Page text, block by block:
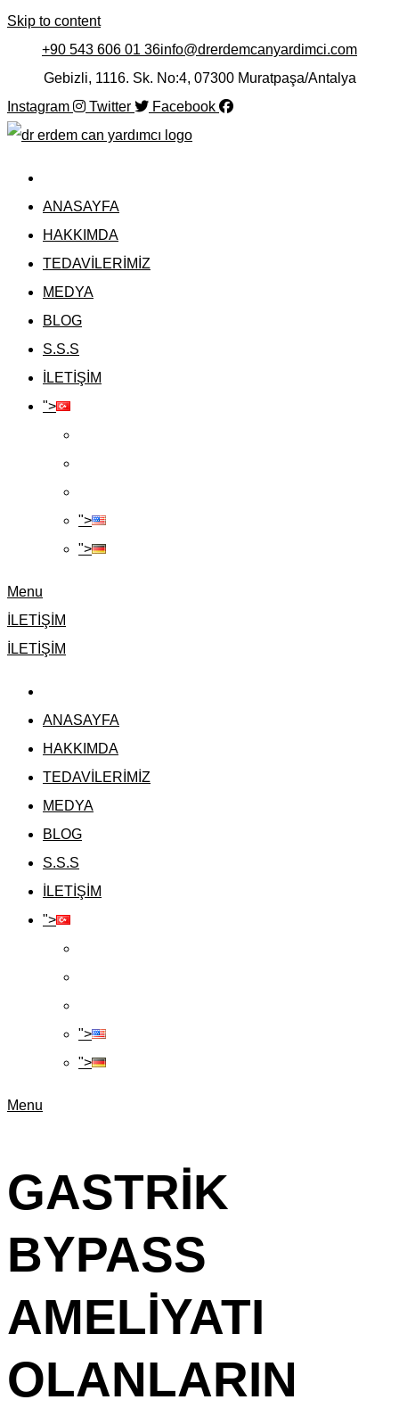
Skip to content
+90 543 606 01 36info@drerdemcanyardimci.com
Gebizli, 1116. Sk. No:4, 07300 Muratpaşa/Antalya
Instagram
Twitter Facebook
ANASAYFA
HAKKIMDA
TEDAVİLERİMİZ
MEDYA
BLOG
S.S.S
İLETİŞİM
">
">
">
Menu
İLETİŞİM
İLETİŞİM
ANASAYFA
HAKKIMDA
TEDAVİLERİMİZ
MEDYA
BLOG
S.S.S
İLETİŞİM
">
">
">
Menu
GASTRIK
BYPASS
AMELIYATI
OLANLARIN